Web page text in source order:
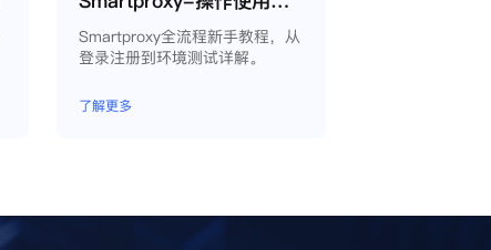
Smartproxy全流程新手教程，从
登录注册到环境测试详解。
了解更多